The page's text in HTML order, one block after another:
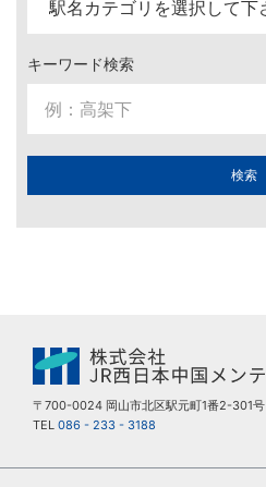
キーワード検索
検索
〒700-0024 岡山市北区駅元町1番2-301号
TEL 086 - 233 - 3188